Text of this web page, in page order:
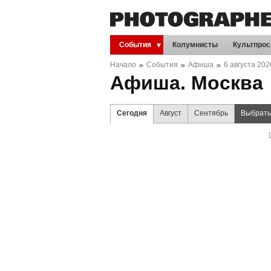
События Колумнисты
Начало События Афиша 6 августа
Афиша. Москва
Сегодня Август Сентябрь